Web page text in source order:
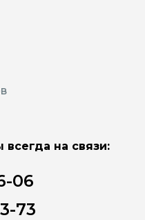
на связи:
06
73